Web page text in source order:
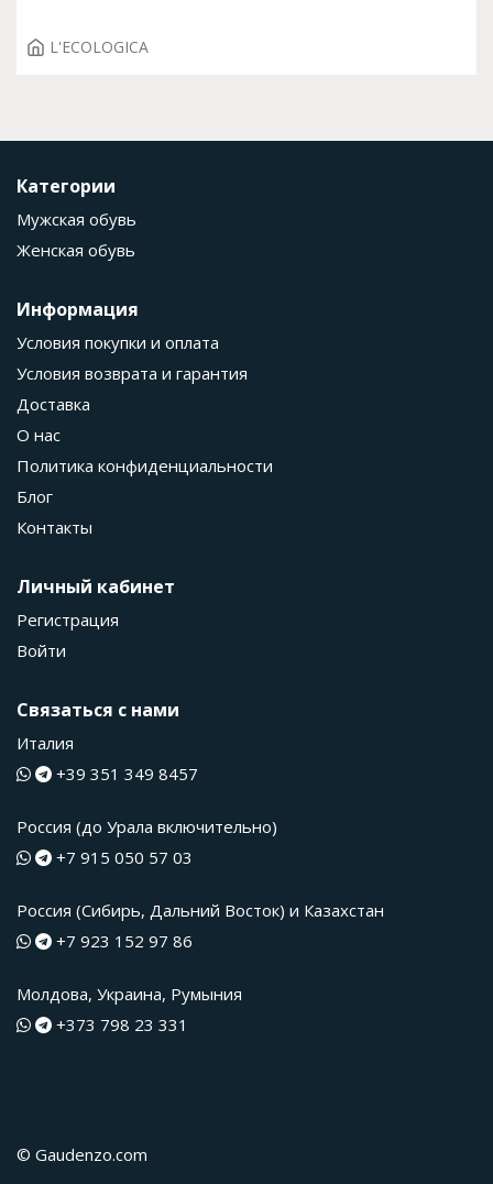
L'ECOLOGICA
Категории
Мужская обувь
Женская обувь
Информация
Условия покупки и оплата
Условия возврата и гарантия
Доставка
О нас
Политика конфиденциальности
Блог
Контакты
Личный кабинет
Регистрация
Войти
Связаться с нами
Италия
+39 351 349 8457
Россия (до Урала включительно)
+7 915 050 57 03
Россия (Сибирь, Дальний Восток) и Казахстан
+7 923 152 97 86
Молдова, Украина, Румыния
+373 798 23 331
© Gaudenzo.com